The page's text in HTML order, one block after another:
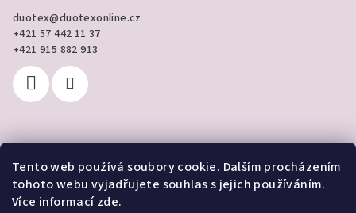
Tento web používá soubory cookie. Dalším procházením
tohoto webu vyjadřujete souhlas s jejich používáním.
Více informacízde.
duotex@duotexonline.cz
+421 57 442 11 37
+421 915 882 913
Přijímáme online platby